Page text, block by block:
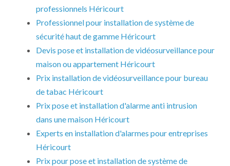
professionnels Héricourt
Professionnel pour installation de système de
sécurité haut de gamme Héricourt
Devis pose et installation de vidéosurveillance pour
maison ou appartement Héricourt
Prix installation de vidéosurveillance pour bureau
de tabac Héricourt
Prix pose et installation d'alarme anti intrusion
dans une maison Héricourt
Experts en installation d'alarmes pour entreprises
Héricourt
Prix pour pose et installation de système de